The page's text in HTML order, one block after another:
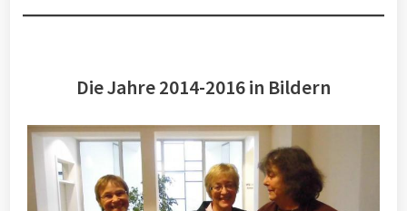
Die Jahre 2014-2016 in Bildern